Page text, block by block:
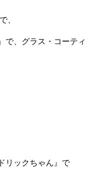
、
で、グラス・コーティ
リックちゃん』で